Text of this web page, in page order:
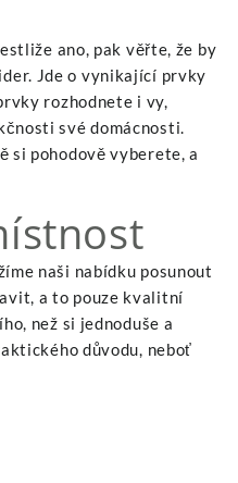
ano, pak věřte, že by
Jde o vynikající prvky
rozhodnete i vy,
své domácnosti.
si pohodově vyberete, a
naši nabídku posunout
a to pouze kvalitní
než si jednoduše a
důvodu, neboť